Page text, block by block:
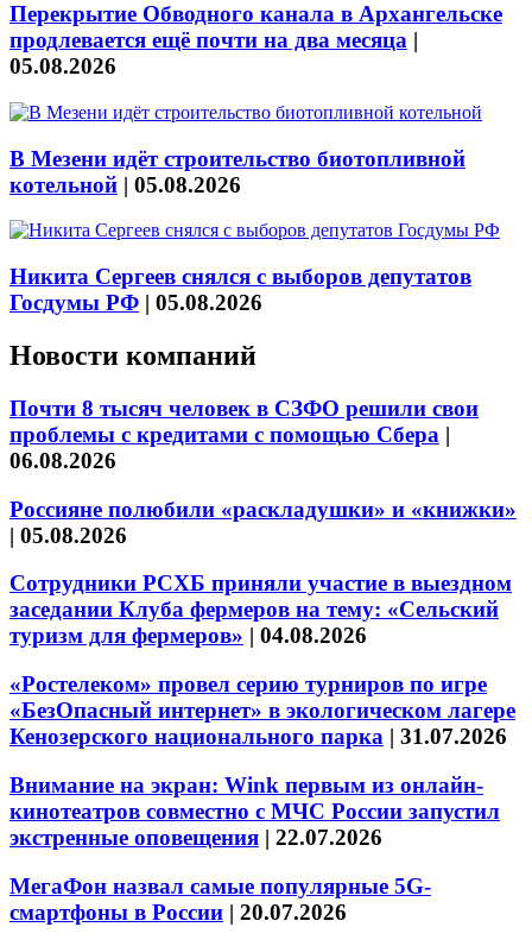
Перекрытие Обводного канала в Архангельске
продлевается ещё почти на два месяца |
05.08.2026
В Мезени идёт строительство биотопливной
котельной | 05.08.2026
Никита Сергеев снялся с выборов депутатов
Госдумы РФ | 05.08.2026
Новости компаний
Почти 8 тысяч человек в СЗФО решили свои
проблемы с кредитами с помощью Сбера |
06.08.2026
Россияне полюбили «раскладушки» и «книжки»
| 05.08.2026
Сотрудники РСХБ приняли участие в выездном
заседании Клуба фермеров на тему: «Сельский
туризм для фермеров» | 04.08.2026
«Ростелеком» провел серию турниров по игре
«БезОпасный интернет» в экологическом лагере
Кенозерского национального парка | 31.07.2026
Внимание на экран: Wink первым из онлайн-
кинотеатров совместно с МЧС России запустил
экстренные оповещения | 22.07.2026
МегаФон назвал самые популярные 5G-
смартфоны в России | 20.07.2026